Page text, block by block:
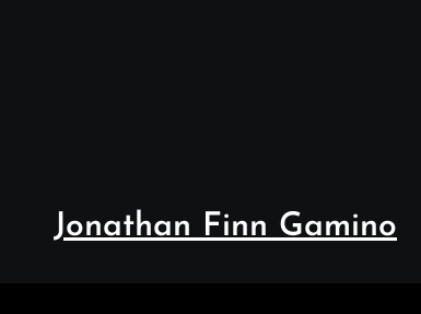
Jonathan Finn Gamino